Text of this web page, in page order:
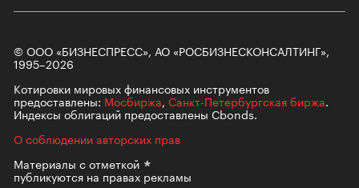
© ООО «БИЗНЕСПРЕСС», АО «РОСБИЗНЕСКОНСАЛТИНГ»,
1995–2026
Котировки мировых финансовых инструментов
предоставлены: Мосбиржа, Санкт-Петербургская биржа.
Индексы облигаций предоставлены Cbonds.
О соблюдении авторских прав
Материалы сотметкой
публикуются на правах рекламы